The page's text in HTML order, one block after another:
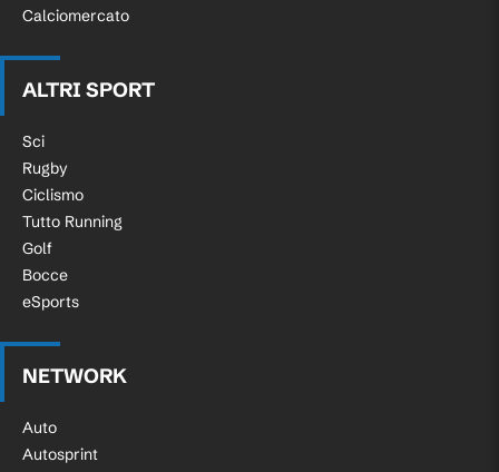
Calciomercato
ALTRI SPORT
Sci
Rugby
Ciclismo
Tutto Running
Golf
Bocce
eSports
NETWORK
Auto
Autosprint